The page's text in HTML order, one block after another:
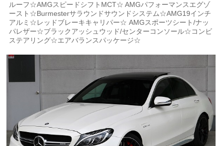
ルーフ☆AMGスピードシフトMCT☆ AMGパフォーマンスエグゾ
ースト☆Burmesterサラウンドサウンドシステム☆AMG19インチ
アルミ☆レッドブレーキキャリパー☆ AMGスポーツシート/ナッ
パレザー☆ブラックアッシュウッド/センターコンソール☆コンビ
ステアリング☆エアバランスパッケージ☆